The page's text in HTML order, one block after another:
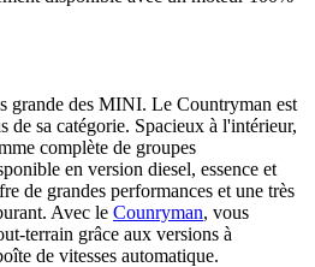
grande des MINI. Le Countryman est
de sa catégorie. Spacieux à l'intérieur,
complète de groupes
en version diesel, essence et
de grandes performances et une très
Avec le Counryman, vous
terrain grâce aux versions à
de vitesses automatique.